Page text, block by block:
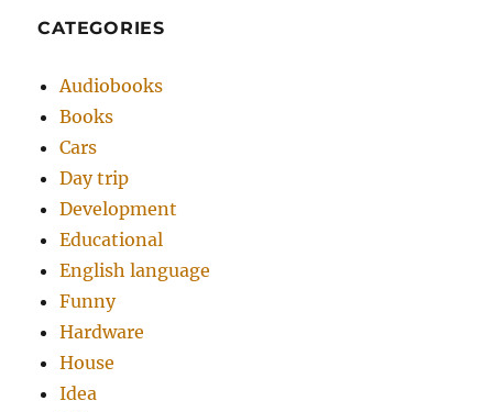
CATEGORIES
Audiobooks
Books
Cars
Day trip
Development
Educational
English language
Funny
Hardware
House
Idea